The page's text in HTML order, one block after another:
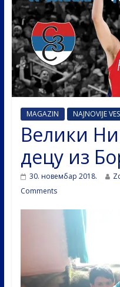
MAGAZIN NAJNOVIJE
Велики
децу из
30. новембар 2018.
Comments